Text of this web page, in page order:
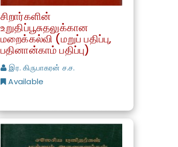
சிறார்களின்
உறுதிப்பூசுதலுக்கான
மறைக்கல்வி (மறுப் பதிப்பு,
பதினான்காம் பதிப்பு)
இர. கிருபாகரன் ச.ச.
Available